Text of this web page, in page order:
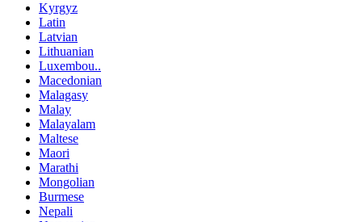
Kyrgyz
Latin
Latvian
Lithuanian
Luxembou..
Macedonian
Malagasy
Malay
Malayalam
Maltese
Maori
Marathi
Mongolian
Burmese
Nepali